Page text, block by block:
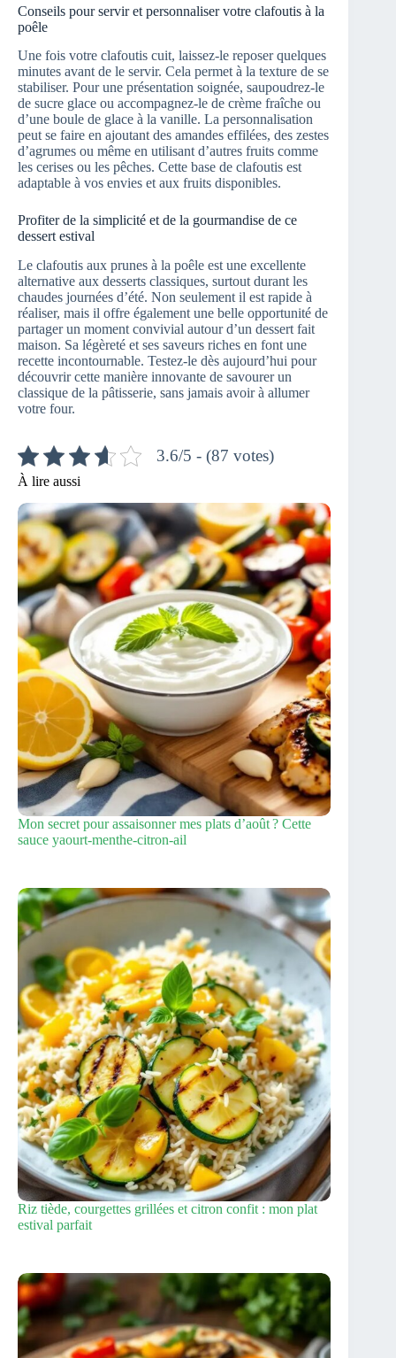
Conseils pour servir et personnaliser votre clafoutis à la
poêle
Une fois votre clafoutis cuit, laissez-le reposer quelques
minutes avant de le servir. Cela permet à la texture de se
stabiliser. Pour une présentation soignée, saupoudrez-le
de sucre glace ou accompagnez-le de crème fraîche ou
d’une boule de glace à la vanille. La personnalisation
peut se faire en ajoutant des amandes effilées, des zestes
d’agrumes ou même en utilisant d’autres fruits comme
les cerises ou les pêches. Cette base de clafoutis est
adaptable à vos envies et aux fruits disponibles.
Profiter de la simplicité et de la gourmandise de ce
dessert estival
Le clafoutis aux prunes à la poêle est une excellente
alternative aux desserts classiques, surtout durant les
chaudes journées d’été. Non seulement il est rapide à
réaliser, mais il offre également une belle opportunité de
partager un moment convivial autour d’un dessert fait
maison. Sa légèreté et ses saveurs riches en font une
recette incontournable. Testez-le dès aujourd’hui pour
découvrir cette manière innovante de savourer un
classique de la pâtisserie, sans jamais avoir à allumer
votre four.
3.6/5 - (87 votes)
À lire aussi
Mon secret pour assaisonner mes plats d’août ? Cette
sauce yaourt‑menthe‑citron‑ail
Riz tiède, courgettes grillées et citron confit : mon plat
estival parfait